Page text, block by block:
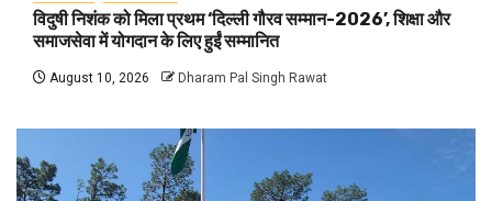
विदुषी निशंक को मिला प्रथम ‘दिल्ली गौरव सम्मान-2026’, शिक्षा और
समाजसेवा में योगदान के लिए हुईं सम्मानित
August 10, 2026 Dharam Pal Singh Rawat